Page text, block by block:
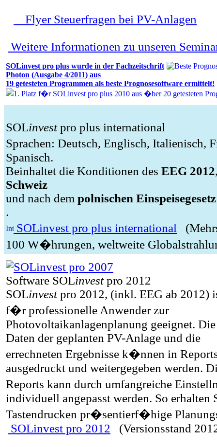
Flyer Steuerfragen bei PV-Anlagen
Weitere Informationen zu unseren
SOLinvest pro plus wurde in der Fachzeitschrift
Photon (Ausgabe 4/2011) aus
19 getesteten Programmen als beste Prognosesoftware ermittelt!
SOLinvestpro plus international
Sprachen: Deutsch, Englisch, Italienisch,
Spanisch.
Beinhaltet die Konditionen des EEG 2012
Schweiz
und nach dem polnischen Einspeisegesetz
.
SOLinvest pro plus international
100 W�hrungen, weltweite
Software SOLinvestpro 2012
SOLinvestpro 2012, (inkl. EEG ab 2012)
f�r professionelle Anwender zur
Photovoltaikanlagenplanung geeignet. Die
Daten der geplanten PV-Anlage und die
errechneten Ergebnisse k�nnen in
ausgedruckt und weitergegeben werden.
Reports kann durch umfangreiche
individuell angepasst werden. So erhalten
Tastendrucken pr�sentierf�hige
SOLinvest pro 2012 (Versionsstand